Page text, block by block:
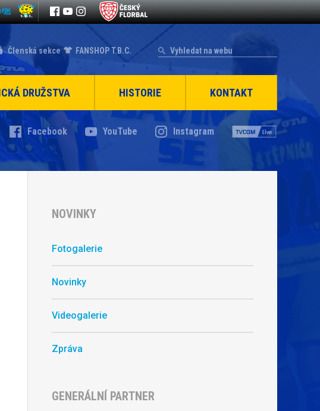
Členská sekce FANSHOP T.B.C.
DRUŽSTVA HISTORIE KONTAKT
Facebook YouTube Instagram
NOVINKY
Fotogalerie
Novinky
Videogalerie
Zpráva
GENERÁLNÍ PARTNER